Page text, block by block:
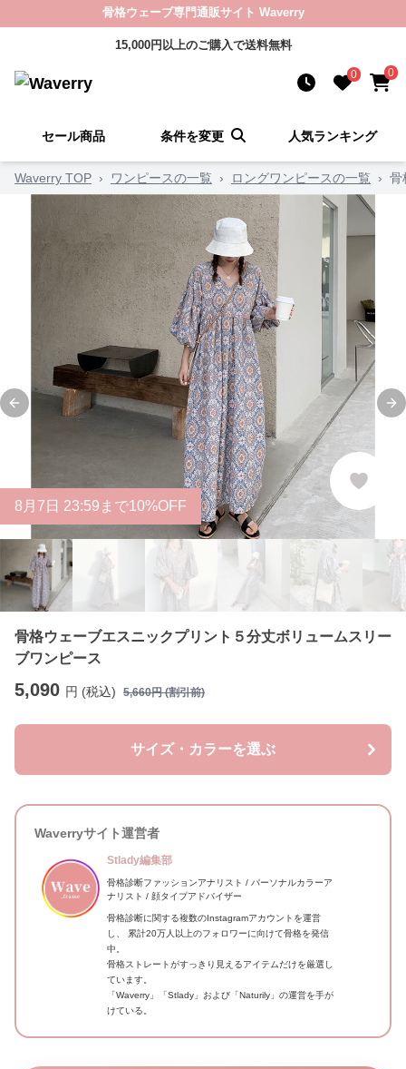
骨格ウェーブ専門通販サイト Waverry
15,000円以上のご購入で送料無料
0 0
セール商品 条件を変更 人気ランキング
Waverry TOP › ワンピースの一覧 › ロングワンピースの一覧 › 骨
Previous slide
8 月 7 日 23:59まで10%OFF
骨格ウェーブエスニックプリント５分丈ボリュームスリー
ブワンピース
5,090 円 (税込) 5,660円 (割引前)
サイズ・カラーを選ぶ
Waverryサイト運営者
Stlady編集部
骨格診断ファッションアナリスト / パーソナルカラーア
ナリスト / 顔タイプアドバイザー
骨格診断に関する複数のInstagramアカウントを運営
し、 累計20万人以上のフォロワーに向けて骨格を発信
中。
骨格ストレートがすっきり見えるアイテムだけを厳選し
ています。
「Waverry」「Stlady」および「Naturily」の運営を手が
けている。